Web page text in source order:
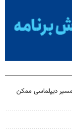
مسیر دیپلماسی ممکن